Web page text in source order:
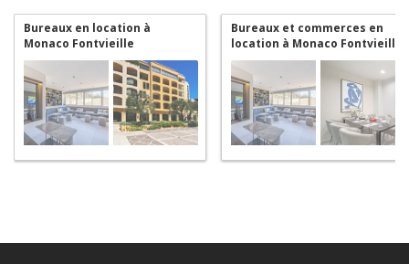
Bureaux en location à
Monaco Fontvieille
Bureaux et commerces en
location à Monaco Fontvieille